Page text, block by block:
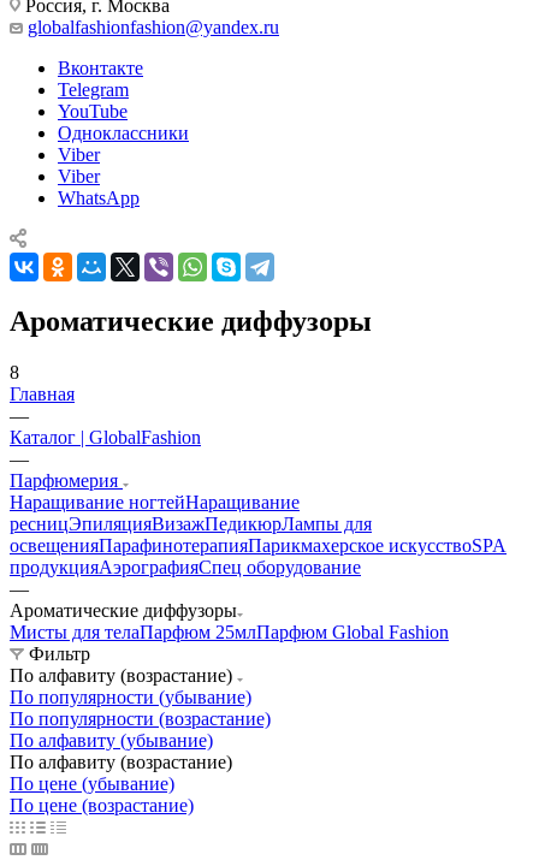
Россия, г. Москва
globalfashionfashion@yandex.ru
Вконтакте
Telegram
YouTube
Одноклассники
Viber
Viber
WhatsApp
Ароматические диффузоры
8
Главная
—
Каталог | GlobalFashion
—
Парфюмерия
Наращивание ногтейНаращивание
ресницЭпиляцияВизажПедикюрЛампы для
освещенияПарафинотерапияПарикмахерское искусствоSPA
продукцияАэрографияСпец оборудование
—
Ароматические диффузоры
Мисты для телаПарфюм 25млПарфюм Global Fashion
Фильтр
По алфавиту (возрастание)
По популярности (убывание)
По популярности (возрастание)
По алфавиту (убывание)
По алфавиту (возрастание)
По цене (убывание)
По цене (возрастание)